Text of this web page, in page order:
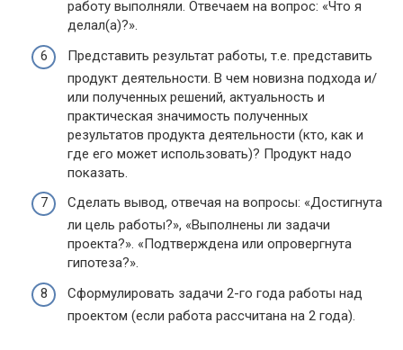
работу выполняли. Отвечаем на вопрос: «Что я
делал(а)?».
Представить результат работы, т.е. представить
продукт деятельности. В чем новизна подхода и/
или полученных решений, актуальность и
практическая значимость полученных
результатов продукта деятельности (кто, как и
где его может использовать)? Продукт надо
показать.
Сделать вывод, отвечая на вопросы: «Достигнута
ли цель работы?», «Выполнены ли задачи
проекта?». «Подтверждена или опровергнута
гипотеза?».
Сформулировать задачи 2-го года работы над
проектом (если работа рассчитана на 2 года).